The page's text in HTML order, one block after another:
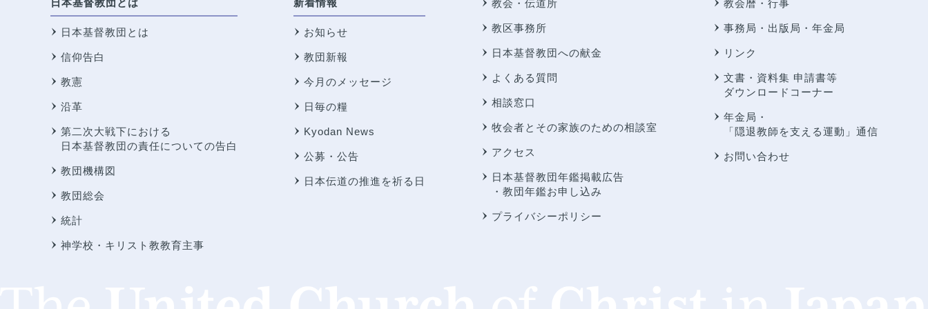
日本基督教団とは
信仰告白
教憲
沿革
第二次大戦下における
日本基督教団の責任についての告白
教団機構図
教団総会
統計
神学校・キリスト教教育主事
お知らせ
教団新報
今月のメッセージ
日毎の糧
Kyodan News
公募・公告
日本伝道の推進を祈る日
教会・伝道所
教区事務所
日本基督教団への献金
よくある質問
相談窓口
牧会者とその家族のための相談室
アクセス
日本基督教団年鑑掲載広告
・教団年鑑お申し込み
プライバシーポリシー
教会暦・行事
事務局・出版局・年金局
リンク
文書・資料集 申請書等
ダウンロードコーナー
年金局・
「隠退教師を支える運動」通信
お問い合わせ